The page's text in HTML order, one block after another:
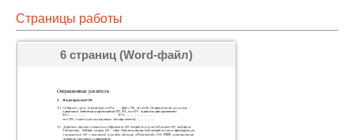
Страницы работы
6 страниц (Word-файл)